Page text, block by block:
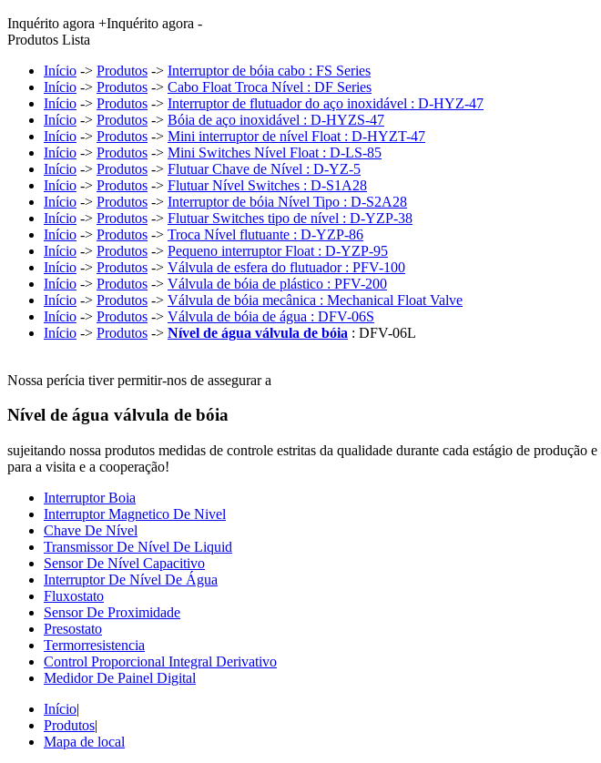
Inquérito agora +Inquérito agora -
Produtos Lista
Início -> Produtos -> Interruptor de bóia cabo : FS Series
Início -> Produtos -> Cabo Float Troca Nível : DF Series
Início -> Produtos -> Interruptor de flutuador do aço inoxidável : D-HYZ-47
Início -> Produtos -> Bóia de aço inoxidável : D-HYZS-47
Início -> Produtos -> Mini interruptor de nível Float : D-HYZT-47
Início -> Produtos -> Mini Switches Nível Float : D-LS-85
Início -> Produtos -> Flutuar Chave de Nível : D-YZ-5
Início -> Produtos -> Flutuar Nível Switches : D-S1A28
Início -> Produtos -> Interruptor de bóia Nível Tipo : D-S2A28
Início -> Produtos -> Flutuar Switches tipo de nível : D-YZP-38
Início -> Produtos -> Troca Nível flutuante : D-YZP-86
Início -> Produtos -> Pequeno interruptor Float : D-YZP-95
Início -> Produtos -> Válvula de esfera do flutuador : PFV-100
Início -> Produtos -> Válvula de bóia de plástico : PFV-200
Início -> Produtos -> Válvula de bóia mecânica : Mechanical Float Valve
Início -> Produtos -> Válvula de bóia de água : DFV-06S
Início -> Produtos -> Nível de água válvula de bóia : DFV-06L
Nossa perícia tiver permitir-nos de assegurar a
Nível de água válvula de bóia
sujeitando nossa produtos medidas de controle estritas da qualidade durante cada estágio de
para a visita e a cooperação!
Interruptor Boia
Interruptor Magnetico De Nivel
Chave De Nível
Transmissor De Nível De Liquid
Sensor De Nível Capacitivo
Interruptor De Nível De Água
Fluxostato
Sensor De Proximidade
Presostato
Termorresistencia
Control Proporcional Integral Derivativo
Medidor De Painel Digital
Início|
Produtos|
Mapa de local